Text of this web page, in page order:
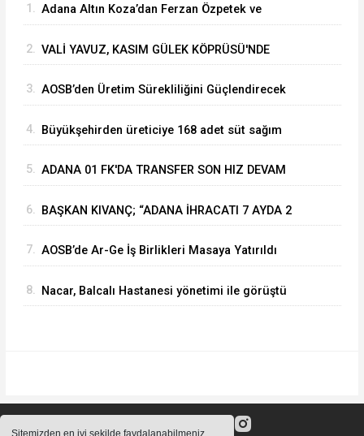
1. Adana Altın Koza’dan Ferzan Özpetek ve
2. VALİ YAVUZ, KASIM GÜLEK KÖPRÜSÜ'NDE
3. ⁠AOSB’den Üretim Sürekliliğini Güçlendirecek
4. Büyükşehirden üreticiye 168 adet süt sağım
5. ADANA 01 FK'DA TRANSFER SON HIZ DEVAM
6. BAŞKAN KIVANÇ; “ADANA İHRACATI 7 AYDA 2
7. AOSB’de Ar-Ge İş Birlikleri Masaya Yatırıldı
8. Nacar, Balcalı Hastanesi yönetimi ile görüştü